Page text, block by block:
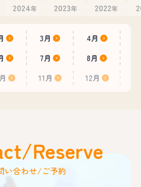
2024年 2023年 2022年
3月
4月
7月
8月
11月 12月
Reserve
い合わせ/ご予約